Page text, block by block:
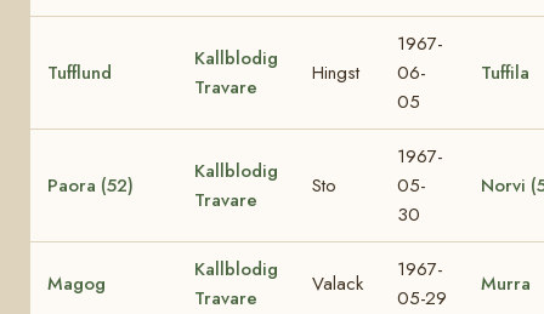
Tufflund
Kallblodig
Travare
Hingst
1967-
06-
05
Tuffila
Paora (52)
Kallblodig
Travare
Sto
1967-
05-
30
Norvi
Magog
Kallblodig
Travare
Valack
1967-
05-29
Murra